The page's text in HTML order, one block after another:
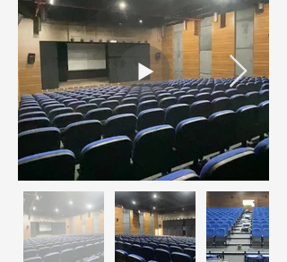
+90 530 686 45 21